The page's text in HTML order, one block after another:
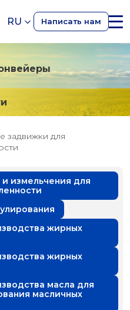
RU Написать нам
задвижки для
измельчения для
жирных
жирных
масла для
масличных